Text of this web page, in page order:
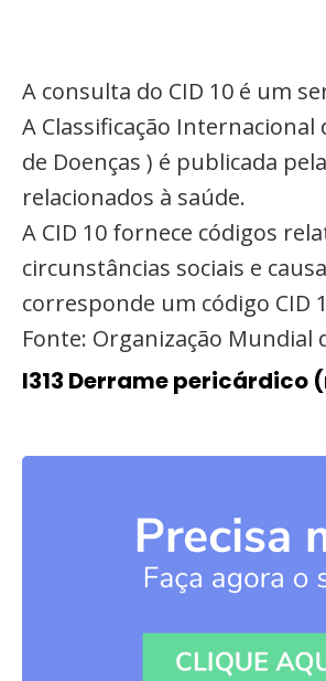
A consulta do CID 10 é um
A Classificação Internacional
de Doenças ) é publicada
relacionados à saúde.
A CID 10 fornece códigos
circunstâncias sociais e
corresponde um código CID
Fonte: Organização Mundial
I313 Derrame